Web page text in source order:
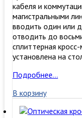
кабеля и
магистральными
вводить один или
отводить до
сплиттерная
установлена на
Оптическая
муфта
GJS-
X08,
Подробнее…
В корзину